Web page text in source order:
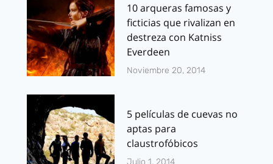
10 arqueras famosas y
ficticias que rivalizan en
destreza con Katniss
Everdeen
Noviembre 20, 2014
5 películas de cuevas no
aptas para
claustrofóbicos
Julio 1, 2014